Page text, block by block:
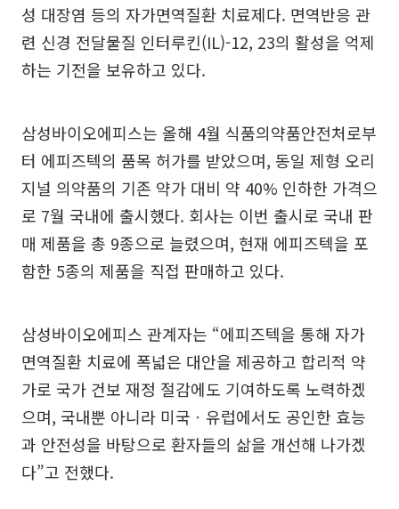
성 대장염 등의 자가면역질환 치료제다. 면역반응 관
련 신경 전달물질 인터루킨(IL)-12, 23의 활성을 억제
하는 기전을 보유하고 있다.
삼성바이오에피스는 올해 4월 식품의약품안전처로부
터 에피즈텍의 품목 허가를 받았으며, 동일 제형 오리
지널 의약품의 기존 약가 대비 약 40% 인하한 가격으
로 7월 국내에 출시했다. 회사는 이번 출시로 국내 판
매 제품을 총 9종으로 늘렸으며, 현재 에피즈텍을 포
함한 5종의 제품을 직접 판매하고 있다.
삼성바이오에피스 관계자는 “에피즈텍을 통해 자가
면역질환 치료에 폭넓은 대안을 제공하고 합리적 약
가로 국가 건보 재정 절감에도 기여하도록 노력하겠
으며, 국내뿐 아니라 미국ㆍ유럽에서도 공인한 효능
과 안전성을 바탕으로 환자들의 삶을 개선해 나가겠
다”고 전했다.